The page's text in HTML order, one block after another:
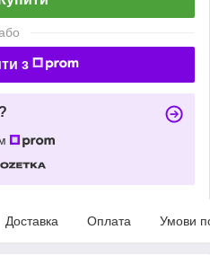
з
Доставка Оплата Умови